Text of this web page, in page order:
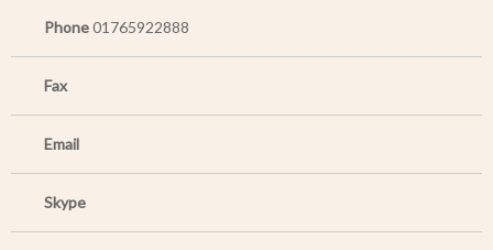
Phone01765922888
Fax
Email
Skype